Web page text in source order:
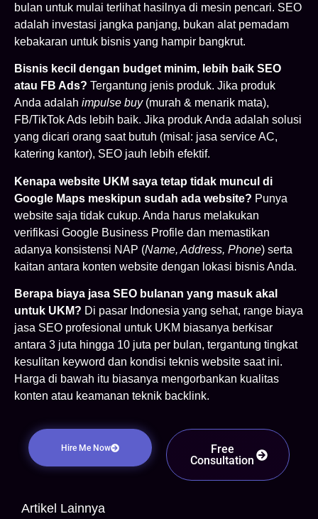
bulan untuk mulai terlihat hasilnya di mesin pencari. SEO
adalah investasi jangka panjang, bukan alat pemadam
kebakaran untuk bisnis yang hampir bangkrut.
Bisnis kecil dengan budget minim, lebih baik SEO
atau FB Ads? Tergantung jenis produk. Jika produk
Anda adalah impulse buy(murah & menarik mata),
FB/TikTok Ads lebih baik. Jika produk Anda adalah solusi
yang dicari orang saat butuh (misal: jasa service AC,
katering kantor), SEO jauh lebih efektif.
Kenapa website UKM saya tetap tidak muncul di
Google Maps meskipun sudah ada website? Punya
website saja tidak cukup. Anda harus melakukan
verifikasi Google Business Profile dan memastikan
adanya konsistensi NAP (Name, Address, Phone) serta
kaitan antara konten website dengan lokasi bisnis Anda.
Berapa biaya jasa SEO bulanan yang masuk akal
untuk UKM? Di pasar Indonesia yang sehat, range biaya
jasa SEO profesional untuk UKM biasanya berkisar
antara 3 juta hingga 10 juta per bulan, tergantung tingkat
kesulitan keyword dan kondisi teknis website saat ini.
Harga di bawah itu biasanya mengorbankan kualitas
konten atau keamanan teknik backlink.
Hire Me Now
Free
Consultation
Artikel Lainnya